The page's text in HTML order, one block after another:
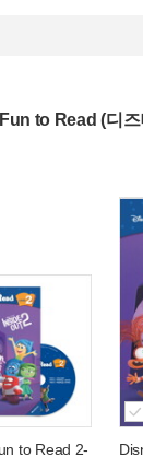
to Read (디즈
to Read 2-